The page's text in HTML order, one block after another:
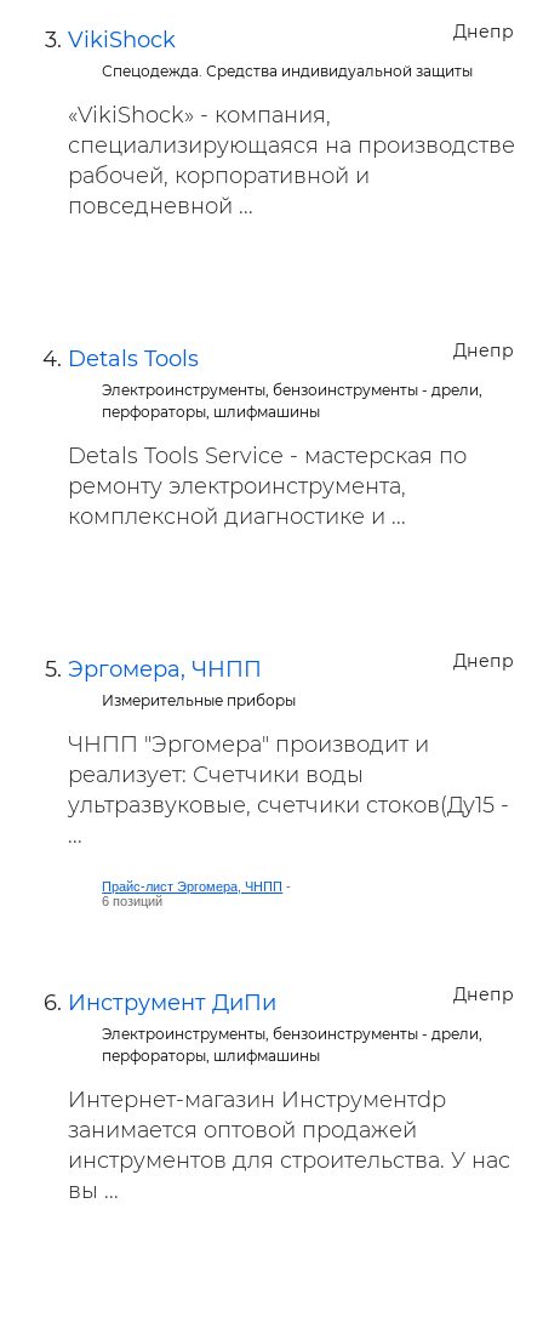
Днепр
VikiShock
Спецодежда. Средства индивидуальной защиты
«VikiShock» - компания,
специализирующаяся на производстве
рабочей, корпоративной и
повседневной ...
Днепр
Detals Tools
Электроинструменты, бензоинструменты - дрели,
перфораторы, шлифмашины
Detals Tools Service - мастерская по
ремонту электроинструмента,
комплексной диагностике и ...
Днепр
Эргомера, ЧНПП
Измерительные приборы
ЧНПП "Эргомера" производит и
реализует: Счетчики воды
ультразвуковые, счетчики стоков(Ду15 -
...
Прайс-лист Эргомера, ЧНПП -
6 позиций
Днепр
Инструмент ДиПи
Электроинструменты, бензоинструменты - дрели,
перфораторы, шлифмашины
Интернет-магазин Инструментdp
занимается оптовой продажей
инструментов для строительства. У нас
вы ...